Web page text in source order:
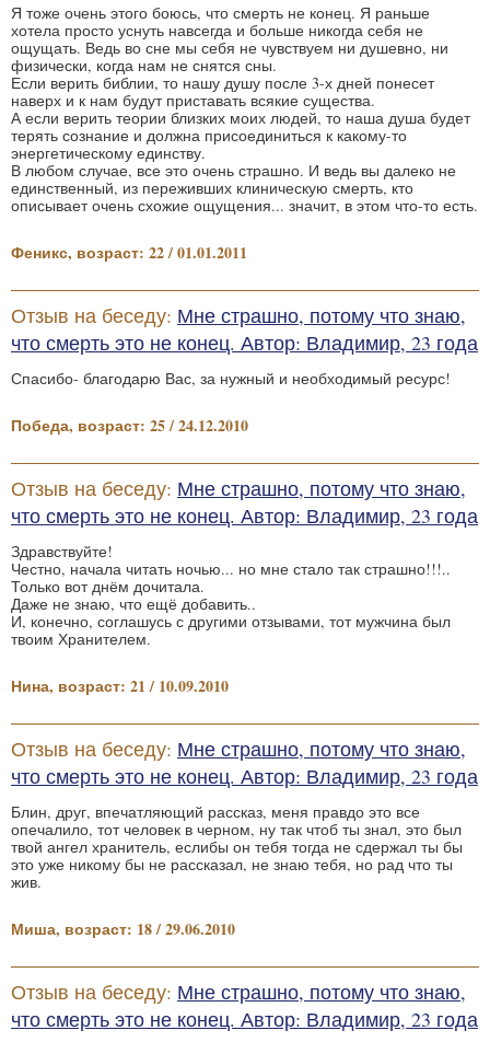
Я тоже очень этого боюсь, что смерть не конец. Я раньше
хотела просто уснуть навсегда и больше никогда себя не
ощущать. Ведь во сне мы себя не чувствуем ни душевно, ни
физически, когда нам не снятся сны.
Если верить библии, то нашу душу после 3-х дней понесет
наверх и к нам будут приставать всякие существа.
А если верить теории близких моих людей, то наша душа будет
терять сознание и должна присоединиться к какому-то
энергетическому единству.
В любом случае, все это очень страшно. И ведь вы далеко не
единственный, из переживших клиническую смерть, кто
описывает очень схожие ощущения... значит, в этом что-то есть.
Феникс, возраст: 22 / 01.01.2011
Отзыв на беседу: Мне страшно, потому что знаю,
что смерть это не конец. Автор: Владимир, 23 года
Спасибо- благодарю Вас, за нужный и необходимый ресурс!
Победа, возраст: 25 / 24.12.2010
Отзыв на беседу: Мне страшно, потому что знаю,
что смерть это не конец. Автор: Владимир, 23 года
Здравствуйте!
Честно, начала читать ночью... но мне стало так страшно!!!..
Только вот днём дочитала.
Даже не знаю, что ещё добавить..
И, конечно, соглашусь с другими отзывами, тот мужчина был
твоим Хранителем.
Нина, возраст: 21 / 10.09.2010
Отзыв на беседу: Мне страшно, потому что знаю,
что смерть это не конец. Автор: Владимир, 23 года
Блин, друг, впечатляющий рассказ, меня правдо это все
опечалило, тот человек в черном, ну так чтоб ты знал, это был
твой ангел хранитель, еслибы он тебя тогда не сдержал ты бы
это уже никому бы не рассказал, не знаю тебя, но рад что ты
жив.
Миша, возраст: 18 / 29.06.2010
Отзыв на беседу: Мне страшно, потому что знаю,
что смерть это не конец. Автор: Владимир, 23 года